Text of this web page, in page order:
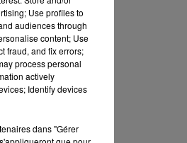
Use profiles to
audiences through
content; Use
fraud, and fix errors;
process personal
actively
Identify devices
dans "Gérer